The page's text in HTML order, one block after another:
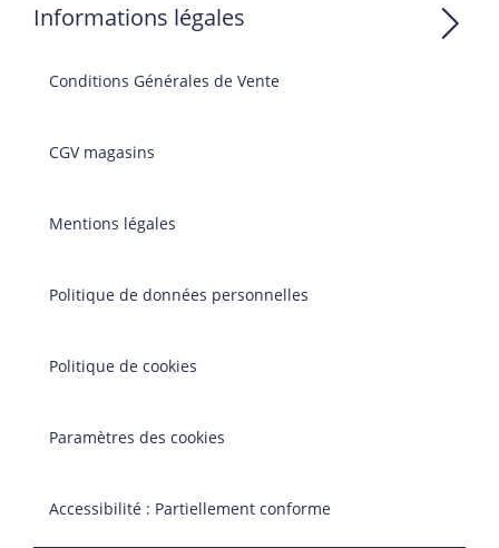
Informations légales
Conditions Générales de Vente
CGV magasins
Mentions légales
Politique de données personnelles
Politique de cookies
Paramètres des cookies
Accessibilité : Partiellement conforme